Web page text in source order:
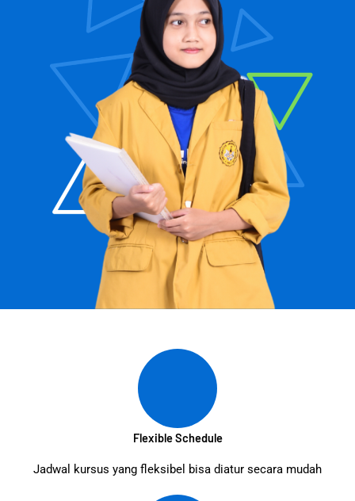
Flexible Schedule
Jadwal kursus yang fleksibel bisa diatur secara mudah